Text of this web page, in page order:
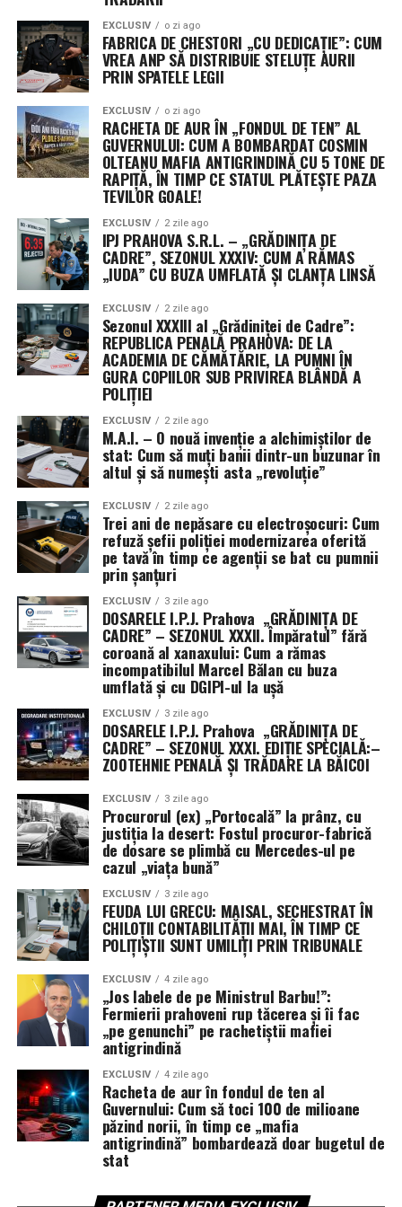
ETERNUL ÎMPUTERNICIT: REGI
FĂRĂ COROANĂ, DAR CU PLUGUL
ÎN PRIZĂ(aici)
Marcel Bălan, incompatibil cu funcția dar compatibil cu
chermezele cu interlopi, visa să fie Inspector Șef peste
„cadavrele morale” ale subalternilor.Ginel Preda , șeful
„doar cu delegație”, ține de ani de zile frâiele IPJ fără a fi
trecut cu adevărat prin filtrul unui concurs real.
Sub ei, sistemul arată așa:
la vârf: oameni cu ștampilă deANIși cu DGIPI la
ușă;
la mijloc: „elite” care își încarcă mașinile la priza
statului și amanetează tehnica de serviciu;
la bază: agenți care văd cum cămătarii cu epoleți
sacrificați ca exemplu.
„Siguranță și încredere”? Mai degrabă„Împuternicire și
incompatibilitate”.
Traducerea este simplă: dacă sesizarea deranjează
„sistemul de pile” sau dezvăluie târguielile pe funcții,
competența se evaporă instantaneu. Răspunsul nr.
3915790 din 28.05.2026 rămâne monumentul aroganței
unor șefi care, deși își schimbă funcțiile ca pe șosete la
ordinul lui Benone, pretind că aplică legea. În realitate,
asistăm la o castă care își protejează propria
supraviețuire, sacrificând orice urmă de coloană
vertebrală pe altarul funcțiilor primite ca milostenie.
Sursa informațiilor: Documentele oficiale puse la
dispoziție de Sindicatul Polițiștilor din România
„Diamantul”, sub semnătura președintelui Vitalie
Josanu.
EXCLUSIV o zi ago
FABRICA DE CHESTORI „CU DEDICAȚIE”: CUM
VREA ANP SĂ DISTRIBUIE STELUȚE AURII
PRIN SPATELE LEGII
EXCLUSIV o zi ago
RACHETA DE AUR ÎN „FONDUL DE TEN” AL
GUVERNULUI: CUM A BOMBARDAT COSMIN
OLTEANU MAFIA ANTIGRINDINĂ CU 5 TONE DE
RAPIȚĂ, ÎN TIMP CE STATUL PLĂTEȘTE PAZA
TEVILOR GOALE!
EXCLUSIV 2 zile ago
IPJ PRAHOVA S.R.L. – „GRĂDINIȚA DE
CADRE”, SEZONUL XXXIV: CUM A RĂMAS
„IUDA” CU BUZA UMFLATĂ ȘI CLANȚA LINSĂ
EXCLUSIV 2 zile ago
Sezonul XXXIII al „Grădiniței de Cadre”:
REPUBLICA PENALĂ PRAHOVA: DE LA
ACADEMIA DE CĂMĂTĂRIE, LA PUMNI ÎN
GURA COPIILOR SUB PRIVIREA BLÂNDĂ A
POLIȚIEI
EXCLUSIV 2 zile ago
M.A.I. – O nouă invenție a alchimiștilor de
stat: Cum să muți banii dintr-un buzunar în
altul și să numești asta „revoluție”
EXCLUSIV 2 zile ago
Trei ani de nepăsare cu electroșocuri: Cum
refuză șefii poliției modernizarea oferită
pe tavă în timp ce agenții se bat cu pumnii
prin șanțuri
EXCLUSIV 3 zile ago
DOSARELE I.P.J. Prahova „GRĂDINIȚA DE
CADRE” – SEZONUL XXXII. Împăratul” fără
coroană al xanaxului: Cum a rămas
incompatibilul Marcel Bălan cu buza
umflată și cu DGIPI-ul la ușă
EXCLUSIV 3 zile ago
DOSARELE I.P.J. Prahova „GRĂDINIȚA DE
CADRE” – SEZONUL XXXI. EDIȚIE SPECIALĂ:–
ZOOTEHNIE PENALĂ ȘI TRĂDARE LA BĂICOI
EXCLUSIV 3 zile ago
Procurorul (ex) „Portocală” la prânz, cu
justiția la desert: Fostul procuror-fabrică
de dosare se plimbă cu Mercedes-ul pe
cazul „viața bună”
EXCLUSIV 3 zile ago
FEUDA LUI GRECU: MAISAL, SECHESTRAT ÎN
CHILOȚII CONTABILITĂȚII MAI, ÎN TIMP CE
POLIȚIȘTII SUNT UMILIȚI PRIN TRIBUNALE
EXCLUSIV 4 zile ago
„Jos labele de pe Ministrul Barbu!”:
Fermierii prahoveni rup tăcerea și îi fac
„pe genunchi” pe rachetiștii mafiei
antigrindină
EXCLUSIV 4 zile ago
Racheta de aur în fondul de ten al
Guvernului: Cum să toci 100 de milioane
păzind norii, în timp ce „mafia
antigrindină” bombardează doar bugetul de
stat